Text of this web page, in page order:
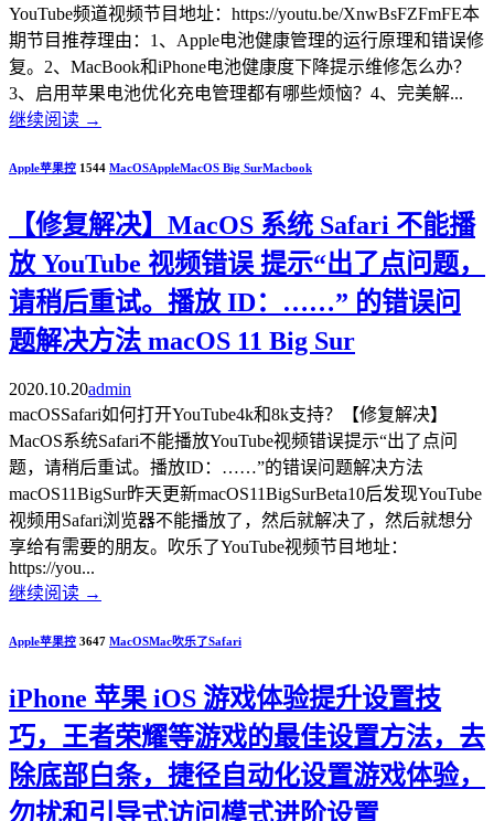
YouTube频道视频节目地址：https://youtu.be/XnwBsFZFmFE本
期节目推荐理由：1、Apple电池健康管理的运行原理和错误修
复。2、MacBook和iPhone电池健康度下降提示维修怎么办？
3、启用苹果电池优化充电管理都有哪些烦恼？4、完美解...
继续阅读 →
Apple苹果控 1544 MacOSAppleMacOS Big SurMacbook
【修复解决】MacOS 系统 Safari 不能播
放 YouTube 视频错误 提示“出了点问题，
请稍后重试。播放 ID：……” 的错误问
题解决方法 macOS 11 Big Sur
2020.10.20admin
macOSSafari如何打开YouTube4k和8k支持？【修复解决】
MacOS系统Safari不能播放YouTube视频错误提示“出了点问
题，请稍后重试。播放ID：……”的错误问题解决方法
macOS11BigSur昨天更新macOS11BigSurBeta10后发现YouTube
视频用Safari浏览器不能播放了，然后就解决了，然后就想分
享给有需要的朋友。吹乐了YouTube视频节目地址：
https://you...
继续阅读 →
Apple苹果控 3647 MacOSMac吹乐了Safari
iPhone 苹果 iOS 游戏体验提升设置技
巧，王者荣耀等游戏的最佳设置方法，去
除底部白条，捷径自动化设置游戏体验，
勿扰和引导式访问模式进阶设置